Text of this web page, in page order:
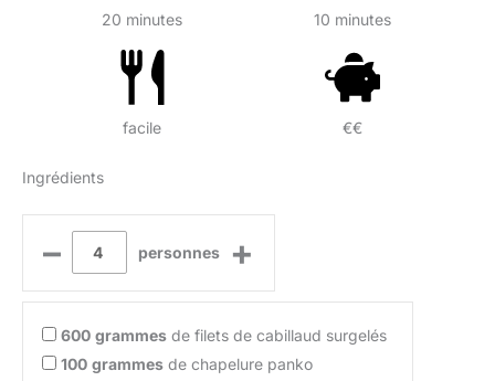
20 minutes 10 minutes
facile €€
Ingrédients
– personnes +
600 grammes de filets de cabillaud surgelés
100 grammes de chapelure panko